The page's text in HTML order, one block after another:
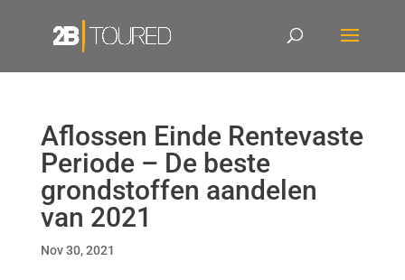
Aflossen Einde Rentevaste
Periode – De beste
grondstoffen aandelen
van 2021
Nov 30, 2021